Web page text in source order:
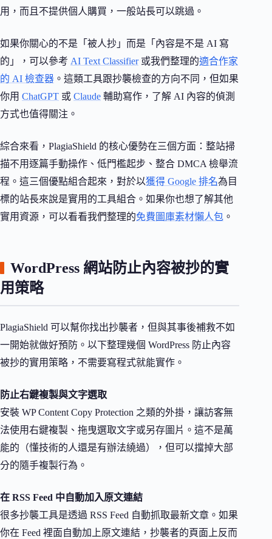
用，而且不提供個人購買，一般站長可以跳過。
如果你關心的不是「被人抄」而是「內容是不是 AI 寫
的」，可以參考 AI Text Classifier或我們整理的適合作家
的 AI 檢查器 。這類工具跟抄襲檢查的方向不同，但如果
你用 ChatGPT 或 Claude 輔助寫作，了解 AI 內容的偵測
方式也值得關注。
綜合來看，PlagiaShield 的核心優勢在三個方面：整站掃
描不用逐篇手動操作、低門檻起步、整合 DMCA 檢舉流
程。這三個優點組合起來，對於以獲得 Google 排名為目
標的站長來說是實用的工具組合。如果你也想了解其他
實用資源，可以看看我們整理的免費圖庫素材懶人包 。
WordPress 網站防止內容被抄的實
用策略
PlagiaShield 可以幫你找出抄襲者，但與其事後補救不如
一開始就做好預防。以下整理幾個 WordPress 防止內容
被抄的實用策略，不需要寫程式就能實作。
防止右鍵複製與文字選取
安裝 WP Content Copy Protection 之類的外掛，讓訪客無
法使用右鍵複製、拖曳選取文字或另存圖片。這不是萬
能的（懂技術的人還是有辦法繞過），但可以擋掉大部
分的隨手複製行為。
在 RSS Feed 中自動加入原文連結
很多抄襲工具是透過 RSS Feed 自動抓取最新文章。如果
你在 Feed 裡面自動加上原文連結，抄襲者的頁面上反而